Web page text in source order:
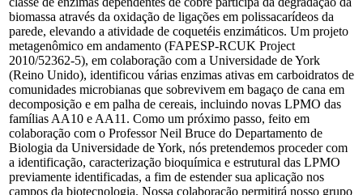
biomassa através da oxidação de ligações em polissacarídeos da
parede, elevando a atividade de coquetéis enzimáticos. Um projeto
metagenômico em andamento (FAPESP-RCUK Project
2010/52362-5), em colaboração com a Universidade de York
(Reino Unido), identificou várias enzimas ativas em carboidratos de
comunidades microbianas que sobrevivem em bagaço de cana em
decomposição e em palha de cereais, incluindo novas LPMO das
famílias AA10 e AA11. Como um próximo passo, feito em
colaboração com o Professor Neil Bruce do Departamento de
Biologia da Universidade de York, nós pretendemos proceder com
a identificação, caracterização bioquímica e estrutural das LPMO
previamente identificadas, a fim de estender sua aplicação nos
campos da biotecnologia. Nossa colaboração permitirá nosso grupo